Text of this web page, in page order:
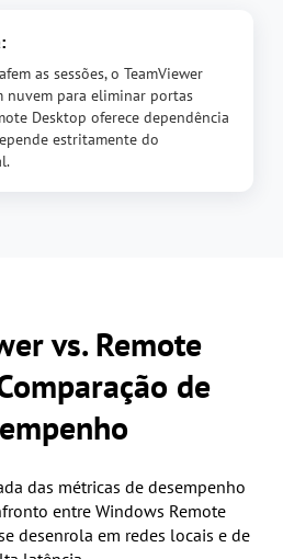
as sessões, o TeamViewer
para eliminar portas
Desktop oferece dependência
estritamente do
vs. Remote
de
das métricas de desempenho
entre Windows Remote
desenrola em redes locais e de